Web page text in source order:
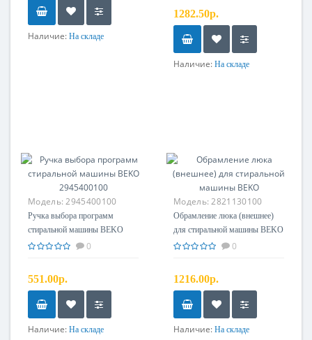
Наличие: На складе
1282.50р.
Наличие: На складе
Модель:2945400100
Ручка выбора программ
стиральной машины BEKO
2945400100
0
551.00р.
Наличие: На складе
Модель:2821130100
Обрамление люка (внешнее)
для стиральной машины BEKO
0
1216.00р.
Наличие: На складе